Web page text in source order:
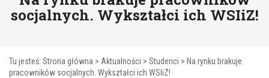
socjalnych. Wykształci ich WSIiZ!
Tu jesteś: Strona główna > Aktualności > Studenci > Na rynku brakuje
pracowników socjalnych. Wykształci ich WSIiZ!